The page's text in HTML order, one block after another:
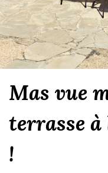
mas vue mer avec
terrasse
!